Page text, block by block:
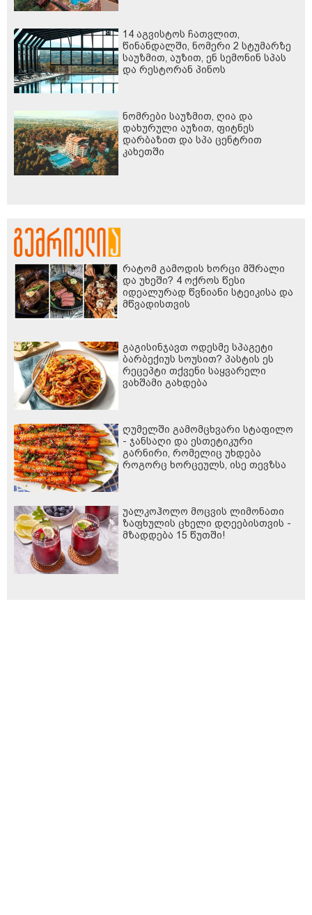
14 აგვისტოს ჩათვლით,
წინანდალში, ნომერი 2 სტუმარზე
საუზმით, აუზით, ენ სემონინ სპას
და რესტორან პინოს
ნომრები საუზმით, ღია და
დახურული აუზით, ფიტნეს
დარბაზით და სპა ცენტრით
კახეთში
რატომ გამოდის ხორცი მშრალი
და უხეში? 4 ოქროს წესი
იდეალურად წვნიანი სტეიკისა და
მწვადისთვის
გაგისინჯავთ ოდესმე სპაგეტი
ბარბექიუს სოუსით? პასტის ეს
რეცეპტი თქვენი საყვარელი
ვახშამი გახდება
ღუმელში გამომცხვარი სტაფილო
- ჯანსაღი და ესთეტიკური
გარნირი, რომელიც უხდება
როგორც ხორცეულს, ისე თევზსა
უალკოჰოლო მოცვის ლიმონათი
ზაფხულის ცხელი დღეებისთვის -
მზადდება 15 წუთში!